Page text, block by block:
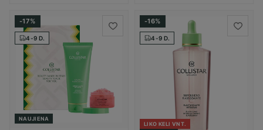
-17%
4-9 D.
NAUJIENA
-16%
4-9 D.
LIKO KELI VNT.